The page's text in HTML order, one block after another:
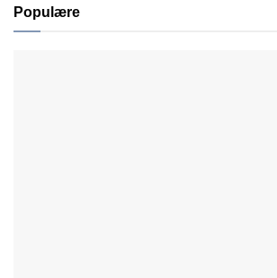
Populære